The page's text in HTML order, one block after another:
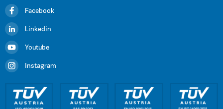
Facebook
Linkedin
Youtube
Instagram